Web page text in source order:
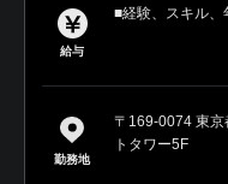
給与
■経験、スキル、
勤務地
〒169-0074 東京
トタワー5F